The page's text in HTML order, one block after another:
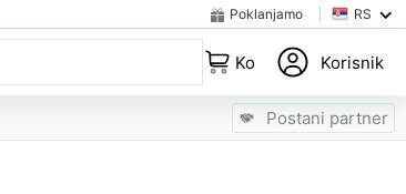
Poklanjamo RS
Korpa Korisnik
Postani partner